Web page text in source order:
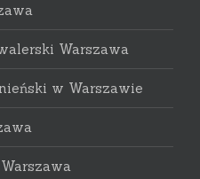
Warszawa
w Warszawie